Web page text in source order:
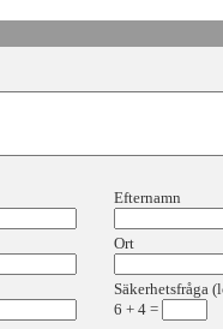
Efternamn
Ort
Säkerhetsfråga
6 + 4 =